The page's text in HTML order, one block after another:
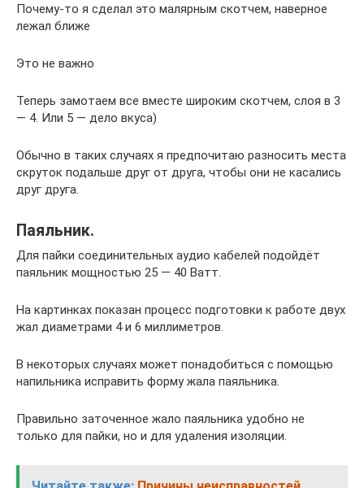
Почему-то я сделал это малярным скотчем, наверное
лежал ближе
Это не важно
Теперь замотаем все вместе широким скотчем, слоя в 3
— 4. Или 5 — дело вкуса)
Обычно в таких случаях я предпочитаю разносить места
скруток подальше друг от друга, чтобы они не касались
друг друга.
Паяльник.
Для пайки соединительных аудио кабелей подойдёт
паяльник мощностью 25 — 40 Ватт.
На картинках показан процесс подготовки к работе двух
жал диаметрами 4 и 6 миллиметров.
В некоторых случаях может понадобиться с помощью
напильника исправить форму жала паяльника.
Правильно заточенное жало паяльника удобно не
только для пайки, но и для удаления изоляции.